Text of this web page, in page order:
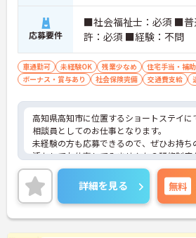
応募要件
■社会福祉士：必須 ■普
許：必須 ■経験：不問
車通勤可 未経験OK 残業少なめ 住宅手当・補助
ボーナス・賞与あり
社会保険完備 交通費支給
高知県高知市に位置するショートステイに
相談員としてのお仕事となります。
未経験の方も応募できるので、ぜひお持ち
活かしてお仕事してみませんか？研修制度
で、初めてのお仕事の方でも安心して始め
できます！
ご興味ある方は面接ポイントをお伝えしま
お気軽にお問い合わせください♪
詳細を見る 無料